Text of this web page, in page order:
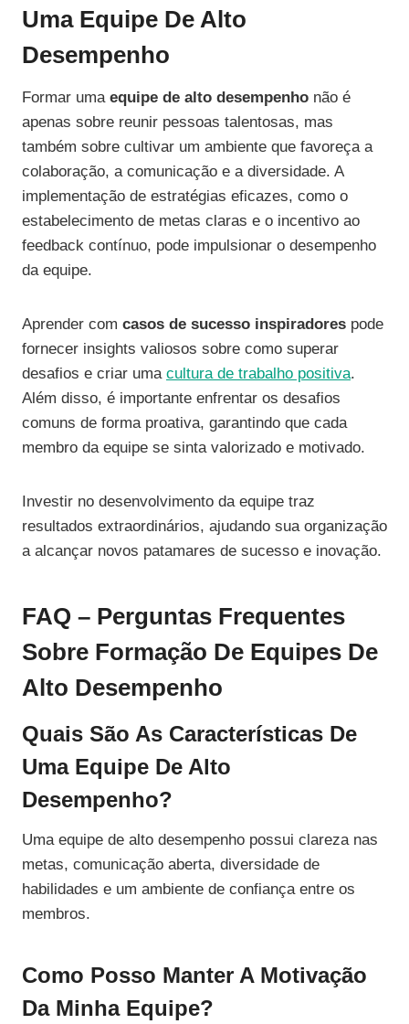
Uma Equipe De Alto
Desempenho
Formar uma equipe de alto desempenho não é
apenas sobre reunir pessoas talentosas, mas
também sobre cultivar um ambiente que favoreça a
colaboração, a comunicação e a diversidade. A
implementação de estratégias eficazes, como o
estabelecimento de metas claras e o incentivo ao
feedback contínuo, pode impulsionar o desempenho
da equipe.
Aprender com casos de sucesso inspiradores pode
fornecer insights valiosos sobre como superar
desafios e criar uma cultura de trabalho positiva.
Além disso, é importante enfrentar os desafios
comuns de forma proativa, garantindo que cada
membro da equipe se sinta valorizado e motivado.
Investir no desenvolvimento da equipe traz
resultados extraordinários, ajudando sua organização
a alcançar novos patamares de sucesso e inovação.
FAQ – Perguntas Frequentes
Sobre Formação De Equipes De
Alto Desempenho
Quais São As Características De
Uma Equipe De Alto
Desempenho?
Uma equipe de alto desempenho possui clareza nas
metas, comunicação aberta, diversidade de
habilidades e um ambiente de confiança entre os
membros.
Como Posso Manter A Motivação
Da Minha Equipe?